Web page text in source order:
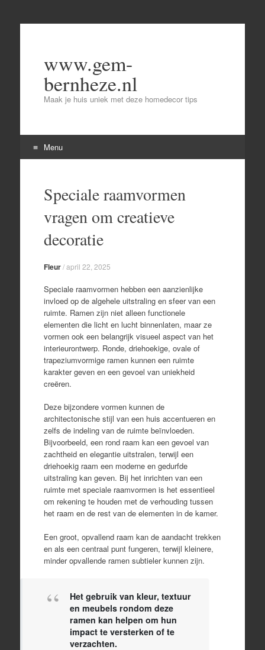
www.gem-
bernheze.nl
Maak je huis uniek met deze homedecor tips
Menu
contentSpeciale raamvormen
vragen om creatieve
decoratie
Fleur/april 22, 2025
Speciale raamvormen hebben een aanzienlijke
invloed op de algehele uitstraling en sfeer van een
ruimte. Ramen zijn niet alleen functionele
elementen die licht en lucht binnenlaten, maar ze
vormen ook een belangrijk visueel aspect van het
interieurontwerp. Ronde, driehoekige, ovale of
trapeziumvormige ramen kunnen een ruimte
karakter geven en een gevoel van uniekheid
creëren.
Deze bijzondere vormen kunnen de
architectonische stijl van een huis accentueren en
zelfs de indeling van de ruimte beïnvloeden.
Bijvoorbeeld, een rond raam kan een gevoel van
zachtheid en elegantie uitstralen, terwijl een
driehoekig raam een moderne en gedurfde
uitstraling kan geven. Bij het inrichten van een
ruimte met speciale raamvormen is het essentieel
om rekening te houden met de verhouding tussen
het raam en de rest van de elementen in de kamer.
Een groot, opvallend raam kan de aandacht trekken
en als een centraal punt fungeren, terwijl kleinere,
minder opvallende ramen subtieler kunnen zijn.
Het gebruik van kleur, textuur
en meubels rondom deze
ramen kan helpen om hun
impact te versterken of te
verzachten.